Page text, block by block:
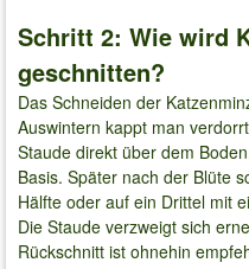
Schritt 2: Wie wird
geschnitten?
Das Schneiden der
Auswintern kappt man
Staude direkt über dem
Basis. Später nach der Blüte
Hälfte oder auf ein Drittel mit
Die Staude verzweigt sich
Rückschnitt ist ohnehin